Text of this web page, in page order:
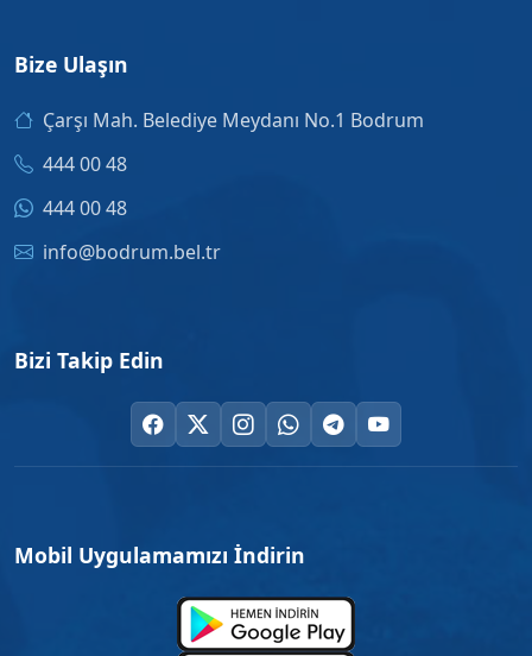
Bize Ulaşın
Çarşı Mah. Belediye Meydanı No.1 Bodrum
444 00 48
444 00 48
info@bodrum.bel.tr
Bizi Takip Edin
Mobil Uygulamamızı İndirin